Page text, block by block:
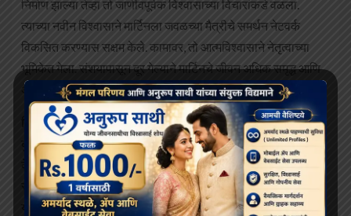
निर्माण झाल्या तेव्हा तो जाणीवपूर्वक विश्वासाच्या विचारांकडे वळला.
त्याच्या नवीन विश्वासाने मार्टिनला जवळच्या मैत्रीचे समर्थन नेटवर्क
विकसित करण्यास सक्षम केले. कामावर, तो आत्मविश्वासाने नेतृत्वाच्या
भूमिकेत गेला. संशयापासून दूर गेल्याने मार्टिनचे जीवन अधिक समृद्ध आणि
अधिक जोडले गेले.
निष्कर्ष
बुद्धाच्या अवतरणांवर चिंतन केल्याने सत्य, शांती आणि करुणा यावर लक्ष
केंद्रित करण्यासाठी आपले प्राधान्यक्रम पुनर्स्थित करू शकतात. त्याच्या
सार्वत्रिक शहाणपणाची अंमलबजावणी करून आपण क्रोध आणि द्वेष
यांसारख्या हानिकारक नमुन्यांचा नाश करू शकतो. आपण सजगता आणि